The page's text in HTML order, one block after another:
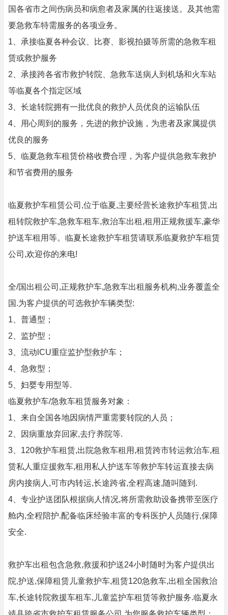
国各省市之间伤病员和病愈者及家属的往返接送。及其他需
要急救车特需服务的各项业务。
1、承接临夏各种会议、比赛、影视拍摄等所需的急救车租
赁或救护服务
2、承接跨各省市救护转院、急救车送病人到机场和火车站
等临夏各个指定区域
3、长途转院拥有一批优良的救护人员优良的运输队伍
4、用心周到的服务，先进的救护设施，为患者及家属提供
优良的服务
5、临夏急救车租赁价格收费合理，为客户提供急救车救护
和节省费用的服务
临夏救护车租赁公司,位于临夏,主要经营长途救护车租赁,出
租转院救护车,急救车租车,救治车出租,租用正规救援车,豪华
护送车租用等。临夏长途救护车租赁请联系临夏救护车租赁
公司,欢迎你的来电!
全/国出租公司,正规救护车,急救车出租服务机构,业务覆盖全
国.为客户提供的可选救护车辆类型:
1、普通型；
2、监护型；
3、流动lCU重症监护型救护车；
4、急救型；
5、妇婴专用型等.
临夏救护车/急救车租赁服务对象：
1、来自全国各地因病情严重需要转院的人员；
2、因病重放弃回家,去疗养院等.
3、120救护车租赁,出院急救车租用,租赁跨市转运救治车,租
赁私人重症援救车,租用私人护送车等救护车转运直接去病
房内接病人,可市内转运,长途跨省,全程高速,随叫随到.
4、专业护送团队根据病人情况,将所需救助设备携带至医疗
舱内,全程陪护.配备临床经验丰富的专科医护人员随行,保障
安全.
救护车出租包含急救,救援和护送24小时随时为客户提供出
院,护送,保障租赁儿童救护车,租赁120急救车,出租全国救治
车,长途转院救援车租车,儿童监护车租赁等救护服务.临夏永